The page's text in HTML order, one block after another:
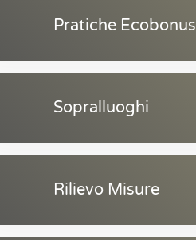
Pratiche Ecobonus
Sopralluoghi
Rilievo Misure